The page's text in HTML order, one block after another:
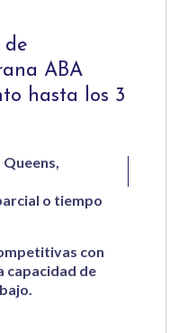
de
ABA
hasta los 3
o tiempo
con
capacidad de